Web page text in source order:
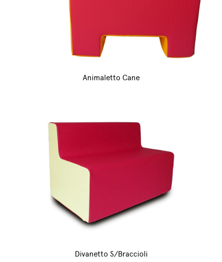
Animaletto Cane
Divanetto S/Braccioli